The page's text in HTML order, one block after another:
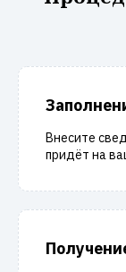
Внесите
придёт на